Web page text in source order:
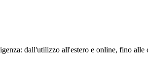
dall'utilizzo all'estero e online, fino